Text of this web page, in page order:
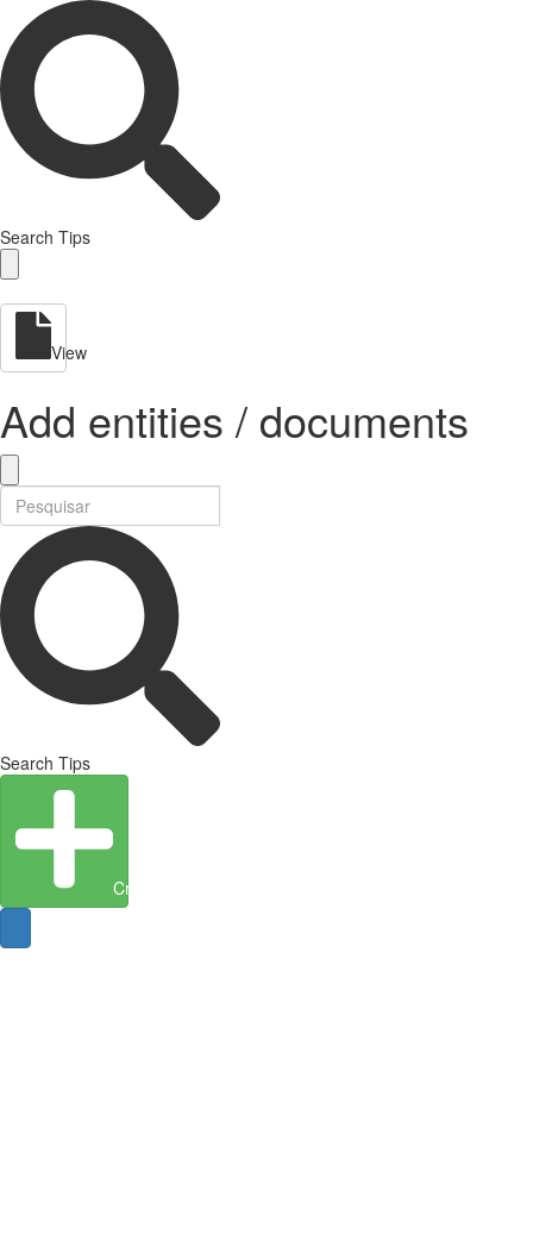
Search Tips
View
Add entities / documents
Search Tips
Create Entity